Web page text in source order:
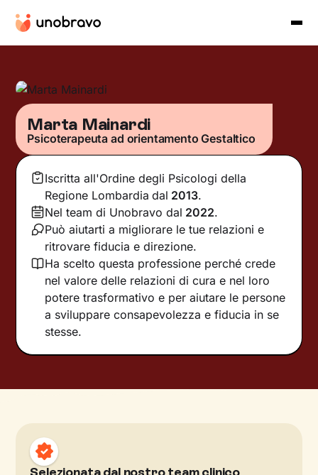
Marta Mainardi
Psicoterapeuta ad orientamento Gestaltico
Iscritta all'Ordine degli Psicologi della
Regione Lombardia dal 2013.
Nel team di Unobravo dal 2022.
Può aiutarti a migliorare le tue relazioni e
ritrovare fiducia e direzione.
Ha scelto questa professione perché crede
nel valore delle relazioni di cura e nel loro
potere trasformativo e per aiutare le persone
a sviluppare consapevolezza e fiducia in se
stesse.